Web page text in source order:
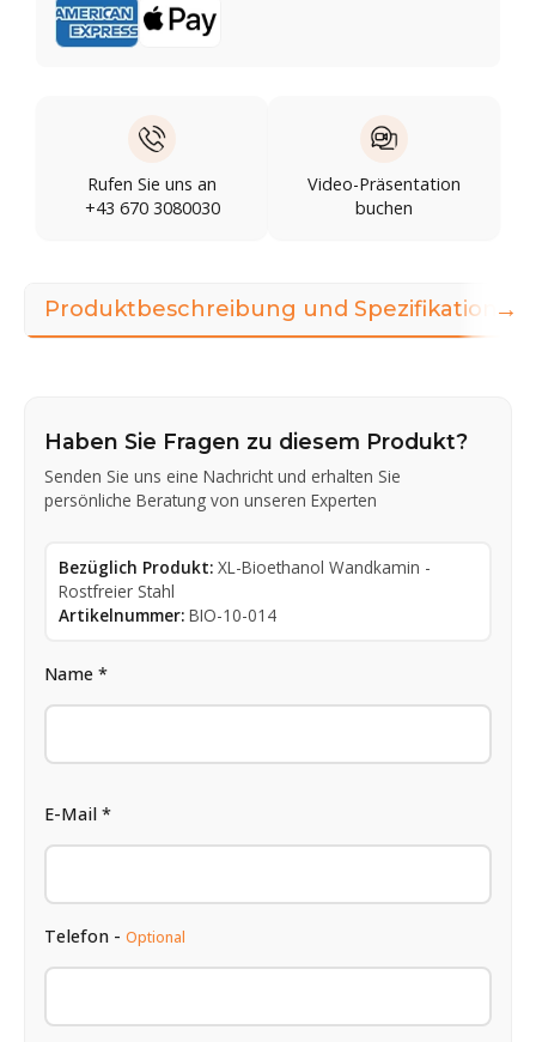
Rufen Sie uns an
+43 670 3080030
Video-Präsentation
buchen
Produktbeschreibung und Spezifikationen
Haben Sie Fragen zu diesem Produkt?
Senden Sie uns eine Nachricht und erhalten Sie
persönliche Beratung von unseren Experten
Bezüglich Produkt: XL-Bioethanol Wandkamin -
Rostfreier Stahl
Artikelnummer: BIO-10-014
Name *
E-Mail *
Telefon - Optional
→